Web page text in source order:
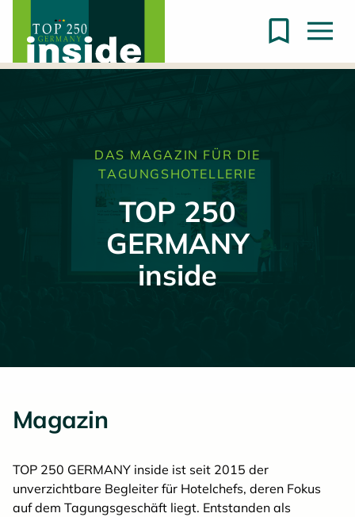
DAS MAGAZIN FÜR DIE
TAGUNGSHOTELLERIE
TOP 250
GERMANY
inside
Magazin
TOP 250 GERMANY inside ist seit 2015 der
unverzichtbare Begleiter für Hotelchefs, deren Fokus
auf dem Tagungsgeschäft liegt. Entstanden als